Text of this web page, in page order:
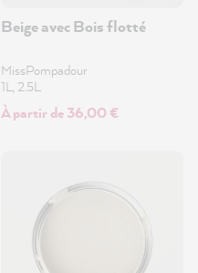
Beige avec Bois flotté
MissPompadour
1L, 2.5L
À partir de 36,00 €